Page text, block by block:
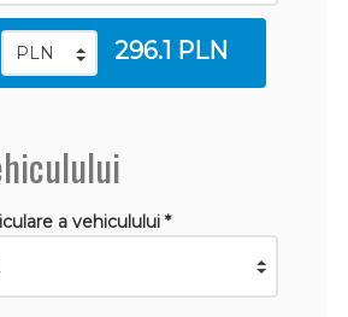
296.1 PLN
a vehiculului *